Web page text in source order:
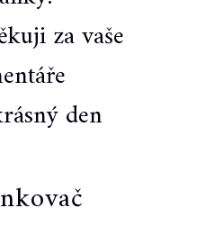
za vaše
den